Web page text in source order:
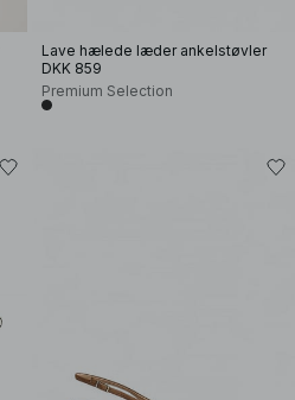
Lave hælede læder ankelstøvler
DKK 859
Premium Selection